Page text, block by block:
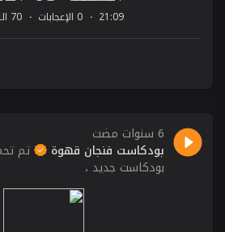
21:09 0 الإعجابات 70 التشغيلات
6 سنوات مضت
بودكاست فنجان قهوة تم
بودكاست جديد ،